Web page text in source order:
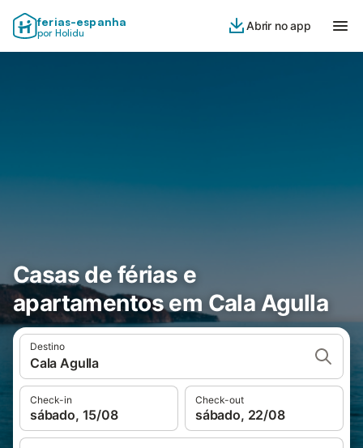
ferias-espanha
por Holidu
Abrir no app
Casas de férias e
apartamentos em Cala Agulla
Destino
Cala Agulla
Check-in
sábado, 15/08
Check-out
sábado, 22/08